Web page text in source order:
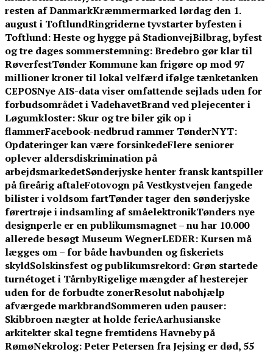
resten af DanmarkKræmmermarked lørdag den 1.
august i ToftlundRingriderne tyvstarter byfesten i
Toftlund: Heste og hygge på StadionvejBilbrag, byfest
og tre dages sommerstemning: Bredebro gør klar til
RøverfestTønder Kommune kan frigøre op mod 97
millioner kroner til lokal velfærd ifølge tænketanken
CEPOSNye AIS-data viser omfattende sejlads uden for
forbudsområdet i VadehavetBrand ved plejecenter i
Løgumkloster: Skur og tre biler gik op i
flammerFacebook-nedbrud rammer TønderNYT:
Opdateringer kan være forsinkedeFlere seniorer
oplever aldersdiskrimination på
arbejdsmarkedetSønderjyske henter fransk kantspiller
på fireårig aftaleFotovogn på Vestkystvejen fangede
bilister i voldsom fartTønder tager den sønderjyske
førertrøje i indsamling af småelektronikTønders nye
designperle er en publikumsmagnet – nu har 10.000
allerede besøgt Museum WegnerLEDER: Kursen må
lægges om – for både havbunden og fiskeriets
skyldSolskinsfest og publikumsrekord: Grøn startede
turnétoget i TårnbyRigelige mængder af hesterejer
uden for de forbudte zonerResolut nabohjælp
afværgede markbrandSommeren uden pauser:
Skibbroen nægter at holde ferieAarhusianske
arkitekter skal tegne fremtidens Havneby på
RømøNekrolog: Peter Petersen fra Jejsing er død, 55